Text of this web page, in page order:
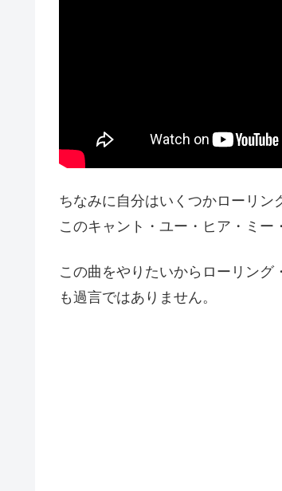
ちなみに自分はいくつかローリン
このキャント・ユー・ヒア・ミー
この曲をやりたいからローリン
も過言ではありません。